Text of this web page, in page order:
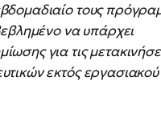
τους
να υπάρχει
για τις
εκτός εργασιακού